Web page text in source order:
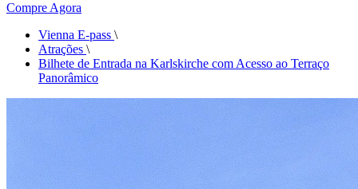
Compre Agora
Vienna E-pass \
Atrações \
Bilhete de Entrada na Karlskirche com Acesso ao Terraço
Panorâmico